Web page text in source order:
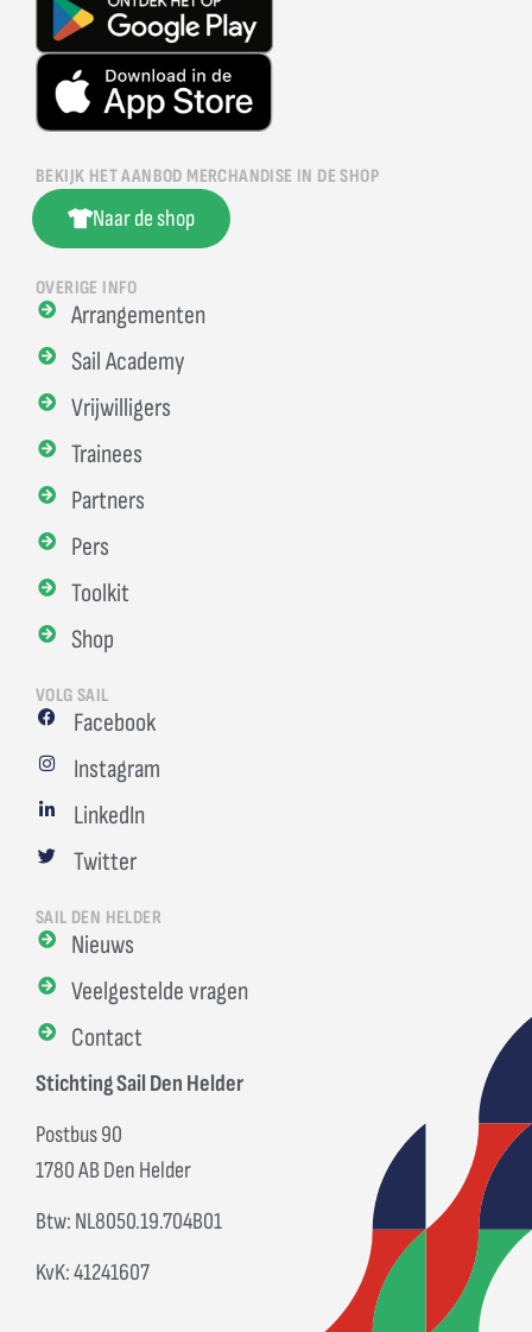
BEKIJK HET AANBOD MERCHANDISE IN DE SHOP
Naar de shop
OVERIGE INFO
Arrangementen
Sail Academy
Vrijwilligers
Trainees
Partners
Pers
Toolkit
Shop
VOLG SAIL
Facebook
Instagram
LinkedIn
Twitter
SAIL DEN HELDER
Nieuws
Veelgestelde vragen
Contact
Stichting Sail Den Helder
Postbus 90
1780 AB Den Helder
Btw: NL8050.19.704B01
KvK: 41241607